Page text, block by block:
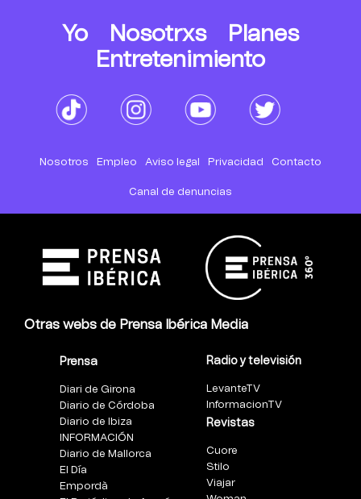
Yo Nosotrxs
Planes
Entretenimiento
Nosotros Empleo Aviso legal Privacidad Contacto
Canal de denuncias
Otras webs de Prensa Ibérica Media
Prensa
Diari de Girona
Diario de Córdoba
Diario de Ibiza
INFORMACIÓN
Diario de Mallorca
El Día
Empordà
Radio y televisión
LevanteTV
InformacionTV
Revistas
Cuore
Stilo
Viajar